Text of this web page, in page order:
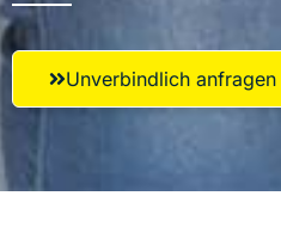
Unverbindlich anfragen